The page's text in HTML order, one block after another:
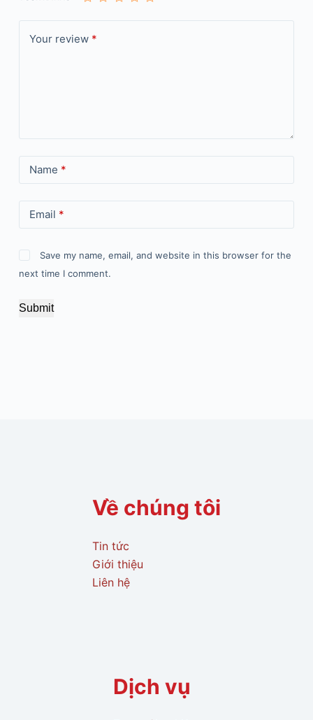
Your review *
Name *
Email *
Save my name, email, and website in this browser for the
next time I comment.
Submit
Về chúng tôi
Tin tức
Giới thiệu
Liên hệ
Dịch vụ